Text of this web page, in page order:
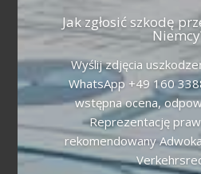
Jak zgłosić szkodę
Wyślij zdjęcia
WhatsApp +49 160
wstępna ocena,
Reprezentację
rekomendowany